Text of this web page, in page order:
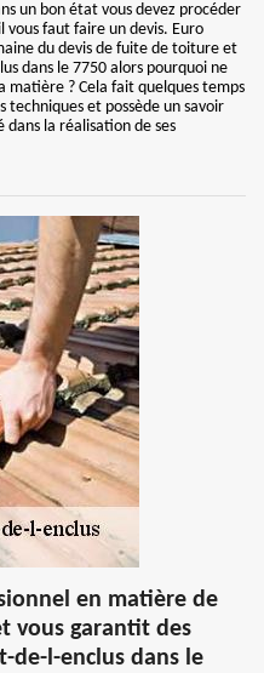
un bon état vous devez procéder
faut faire un devis. Euro
du devis de fuite de toiture et
dans le 7750 alors pourquoi ne
matière ? Cela fait quelques temps
techniques et possède un savoir
la réalisation de ses
en matière de
vous garantit des
de-l-enclus dans le